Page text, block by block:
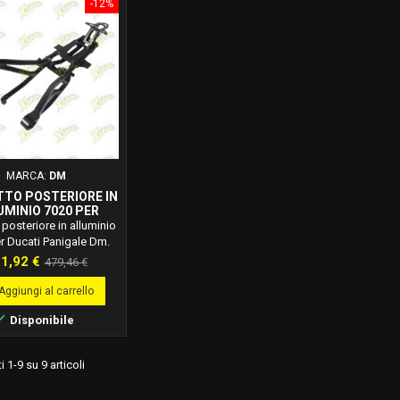
-12%
MARCA: DM
POSTERIORE IN
7020 PER
PANIGALE DM
D005
posteriore in alluminio
Ducati Panigale Dm.
Dm: D005. Telaietto
in alluminio 7020 per
Peso: kg 1,450.
alluminio grezzo.
suddetto codino può
maggiorato.
€ Prezzo
base
479,46 €
Aggiungi al carrello
Disponibile
1-9 su 9 articoli